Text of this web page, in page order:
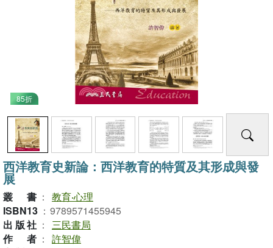
85折
西洋教育史新論：西洋教育的特質及其形成與發
展
叢書 ： 教育‧心理
ISBN13 ： 9789571455945
出版社 ： 三民書局
作者 ： 許智偉